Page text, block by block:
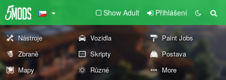
Show Adult Přihlášení
Nástroje Vozidla
Paint Jobs
Zbraně
Skripty
Postava
Mapy
Různé More